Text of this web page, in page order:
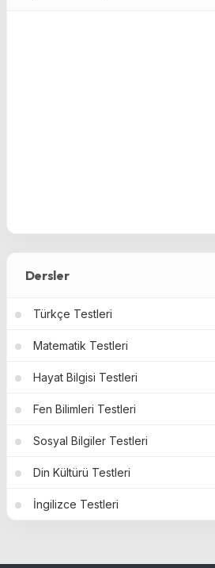
Dersler
Türkçe Testleri
Matematik Testleri
Hayat Bilgisi Testleri
Fen Bilimleri Testleri
Sosyal Bilgiler Testleri
Din Kültürü Testleri
İngilizce Testleri